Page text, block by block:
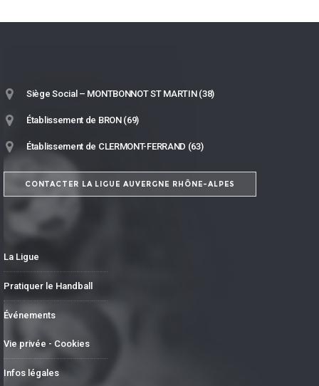
Siège Social – MONTBONNOT ST MARTIN (38)
Établissement de BRON (69)
Établissement de CLERMONT-FERRAND (63)
CONTACTER LA LIGUE AUVERGNE RHÔNE-ALPES
La Ligue
Pratiquer le Handball
Événements
Vie privée - Cookies
Infos légales